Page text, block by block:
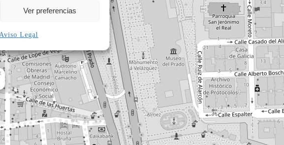
Ver preferencias
Legal